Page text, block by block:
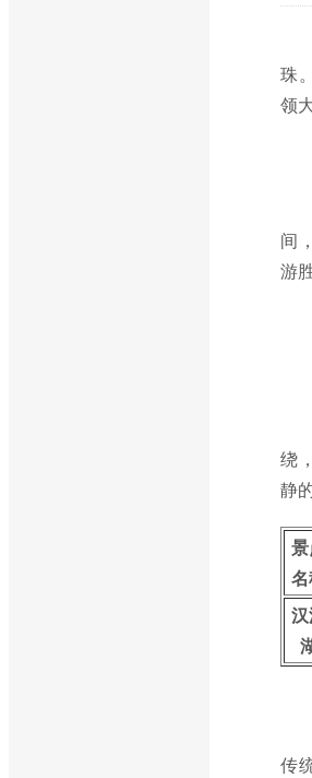
珠
领
间
游
绕
静
传